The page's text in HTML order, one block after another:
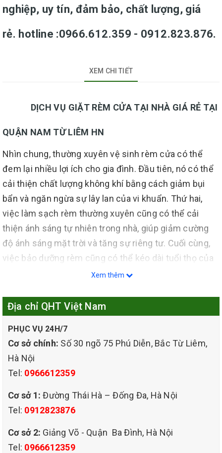
nghiệp, uy tín, đảm bảo, chất lượng, giá
rẻ. hotline :0966.612.359 - 0912.823.876.
XEM CHI TIẾT
DỊCH VỤ GIẶT RÈM CỬA TẠI NHÀ GIÁ RẺ TẠI
QUẬN NAM TỪ LIÊM HN
Nhìn chung, thường xuyên vệ sinh rèm cửa có thể
đem lại nhiều lợi ích cho gia đình. Đầu tiên, nó có thể
cải thiện chất lượng không khí bằng cách giảm bụi
bẩn và ngăn ngừa sự lây lan của vi khuẩn. Thứ hai,
việc làm sạch rèm thường xuyên cũng có thể cải
thiện ánh sáng tự nhiên trong nhà, giúp giảm cường
độ ánh sáng mặt trời và tăng sự riêng tư. Cuối cùng,
việc bảo dưỡng rèm cũng có thể kéo dài tuổi thọ của
chúng. Vì vậy, đảm bảo rằng rèm cửa của bạn được
hơn mà còn mang lại nhiều lợi ích cho sức khỏe và sự
thoải mái của gia đình.
Xem thêm
Địa chỉ QHT Việt Nam
PHỤC VỤ 24H/7
Cơ sở chính: Số 30 ngõ 75 Phú Diễn, Bắc Từ Liêm,
Hà Nội
Tel: 0966612359
Cơ sở 1: Đường Thái Hà – Đống Đa, Hà Nội
Tel: 0912823876
Cơ sở 2: Giảng Võ - Quận Ba Đình, Hà Nội
Tel: 0966612359